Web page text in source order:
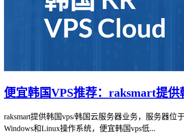
便宜韩国VPS推荐：raksmart提
raksmart提供韩国vps/韩国云服务器业务，服务器
Windows和Linux操作系统，便宜韩国vps低...